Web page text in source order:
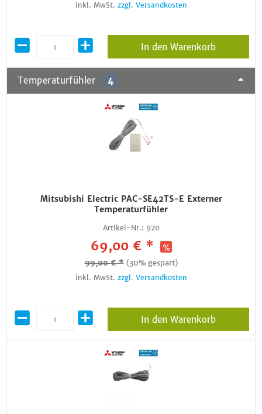
inkl. MwSt. zzgl. Versandkosten
In den Warenkorb
Temperaturfühler 4
Mitsubishi Electric PAC-SE42TS-E Externer
Temperaturfühler
Artikel-Nr.: 920
69,00 € *
99,00 € * (30% gespart)
inkl. MwSt. zzgl. Versandkosten
In den Warenkorb